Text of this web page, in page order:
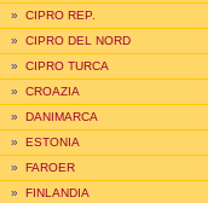
» CIPRO REP.
» CIPRO DEL NORD
» CIPRO TURCA
» CROAZIA
» DANIMARCA
» ESTONIA
» FAROER
» FINLANDIA